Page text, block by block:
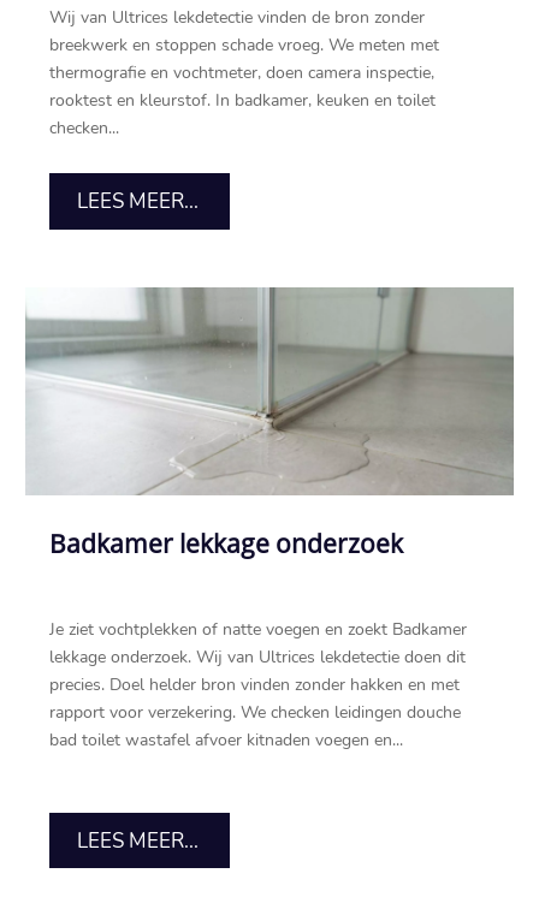
Wij van Ultrices lekdetectie vinden de bron zonder
breekwerk en stoppen schade vroeg. We meten met
thermografie en vochtmeter, doen camera inspectie,
rooktest en kleurstof. In badkamer, keuken en toilet
checken...
LEES MEER...
Badkamer lekkage onderzoek
Je ziet vochtplekken of natte voegen en zoekt Badkamer
lekkage onderzoek.​ Wij van Ultrices lekdetectie doen dit
precies.​ Doel helder bron vinden zonder hakken en met
rapport voor verzekering.​ We checken leidingen douche
bad toilet wastafel afvoer kitnaden voegen en...
LEES MEER...